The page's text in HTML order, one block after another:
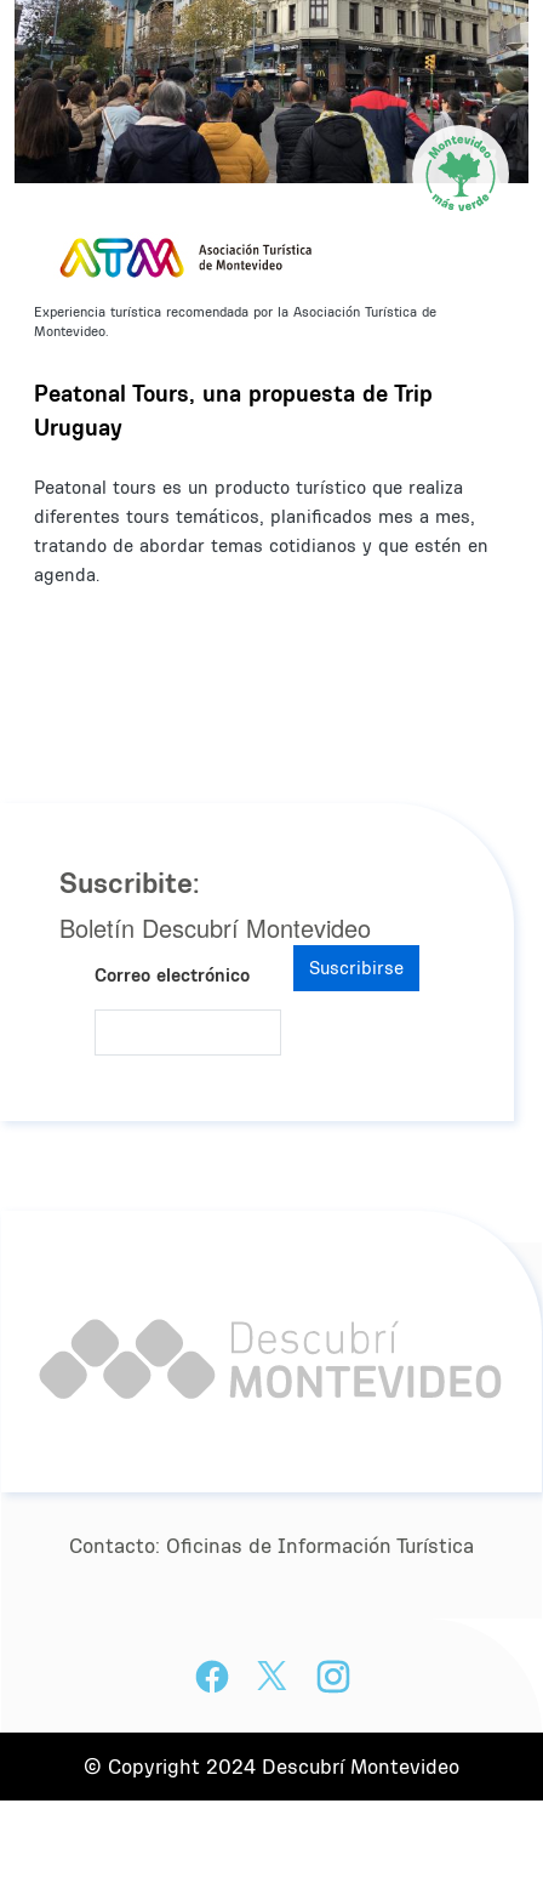
Experiencia turística recomendada por la Asociación Turística de
Montevideo.
Peatonal Tours, una propuesta de Trip
Uruguay
Peatonal tours es un producto turístico que realiza
diferentes tours temáticos, planificados mes a mes,
tratando de abordar temas cotidianos y que estén en
agenda.
Suscribite:
Boletín Descubrí Montevideo
Correo electrónico Suscribirse
Contacto: Oﬁcinas de Información Turística
© Copyright 2024 Descubrí Montevideo